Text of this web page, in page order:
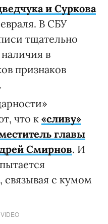
и Суркова
В СБУ
тщательно
в
признаков
что к «сливу»
главы
Смирнов. И
связывая с кумом